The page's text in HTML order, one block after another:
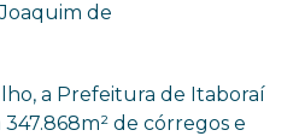
de
a Prefeitura de Itaboraí
de córregos e